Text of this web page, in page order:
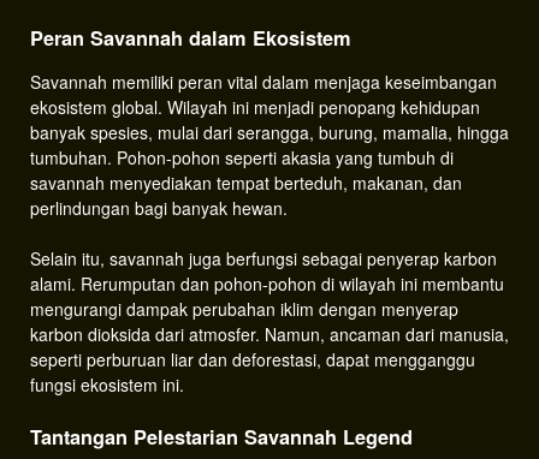
Peran Savannah dalam Ekosistem
Savannah memiliki peran vital dalam menjaga keseimbangan
ekosistem global. Wilayah ini menjadi penopang kehidupan
banyak spesies, mulai dari serangga, burung, mamalia, hingga
tumbuhan. Pohon-pohon seperti akasia yang tumbuh di
savannah menyediakan tempat berteduh, makanan, dan
perlindungan bagi banyak hewan.
Selain itu, savannah juga berfungsi sebagai penyerap karbon
alami. Rerumputan dan pohon-pohon di wilayah ini membantu
mengurangi dampak perubahan iklim dengan menyerap
karbon dioksida dari atmosfer. Namun, ancaman dari manusia,
seperti perburuan liar dan deforestasi, dapat mengganggu
fungsi ekosistem ini.
Tantangan Pelestarian Savannah Legend